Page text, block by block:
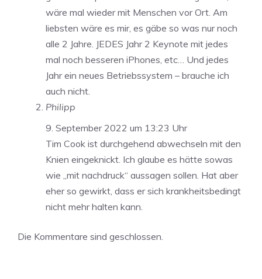
wäre mal wieder mit Menschen vor Ort. Am
liebsten wäre es mir, es gäbe so was nur noch
alle 2 Jahre. JEDES Jahr 2 Keynote mit jedes
mal noch besseren iPhones, etc… Und jedes
Jahr ein neues Betriebssystem – brauche ich
auch nicht.
Philipp
9. September 2022 um 13:23 Uhr
Tim Cook ist durchgehend abwechseln mit den
Knien eingeknickt. Ich glaube es hätte sowas
wie „mit nachdruck“ aussagen sollen. Hat aber
eher so gewirkt, dass er sich krankheitsbedingt
nicht mehr halten kann.
Die Kommentare sind geschlossen.